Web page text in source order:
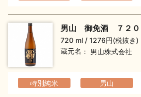
男山 御免酒 ７２０
720 ml
1276円(税抜き)
蔵元名
男山株式会社
特別純米 男山